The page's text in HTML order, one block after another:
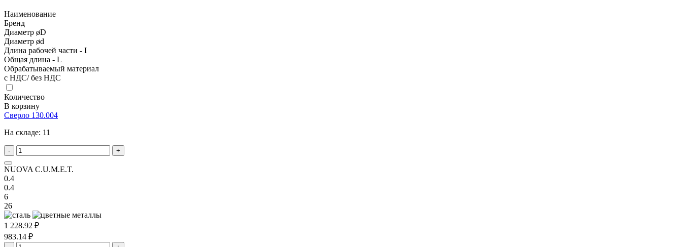
Наименование
Бренд
Диаметр øD
Диаметр ød
Длина рабочей части - I
Общая длина - L
Обрабатываемый материал
с НДС/ без НДС
Количество
В корзину
Сверло 130.004
На складе: 11
- +
NUOVA C.U.M.E.T.
0.4
0.4
6
26
1 228.92 ₽
983.14 ₽